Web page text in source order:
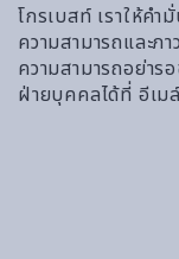
โกรเบสท์ เราให้ค
ความสามารถและ
ความสามารถอย่าร
ฝ่ายบุคคลได้ที่ อีเมล์